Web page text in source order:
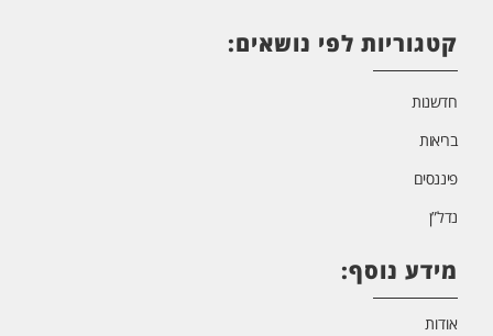
קטגוריות לפי נושאים:
חדשנות
בריאות
פיננסים
נדל”ן
מידע נוסף:
אודות